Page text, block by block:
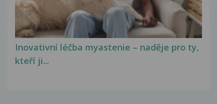
Inovativní léčba myastenie – naděje pro ty,
kteří ji...